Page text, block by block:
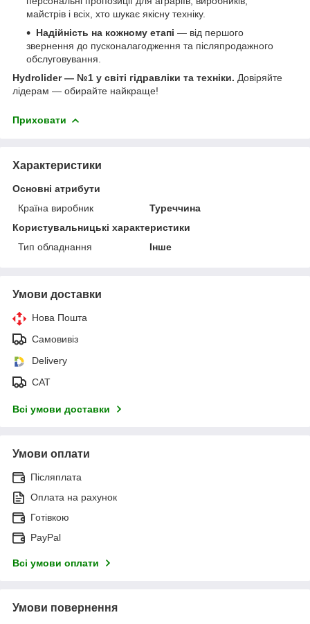
майстрів і всіх, хто шукає якісну техніку.
Надійність на кожному етапі — від першого
звернення до пусконалагодження та післяпродажного
обслуговування.
Hydrolider — №1 у світі гідравліки та техніки. Довіряйте
лідерам — обирайте найкраще!
Приховати
Характеристики
Основні атрибути
Країна виробник
Туреччина
Користувальницькі характеристики
Тип обладнання
Інше
Умови доставки
Нова Пошта
Самовивіз
Delivery
САТ
Всі умови доставки
Умови оплати
Післяплата
Оплата на рахунок
Готівкою
PayPal
Всі умови оплати
Умови повернення